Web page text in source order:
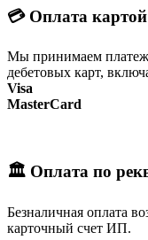
💳 Оплата картой
Мы принимаем
дебетовых карт,
Visa
MasterCard
🏛️ Оплата по
Безналичная оплата
карточный счет ИП.